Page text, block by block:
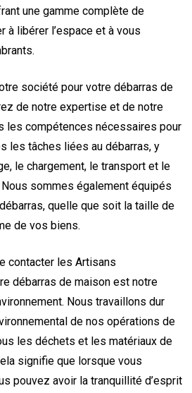
une gamme complète de
à libérer l’espace et à vous
société pour votre débarras de
de notre expertise et de notre
les compétences nécessaires pour
les tâches liées au débarras, y
le chargement, le transport et le
sommes également équipés
quelle que soit la taille de
de vos biens.
contacter les Artisans
débarras de maison est notre
Nous travaillons dur
de nos opérations de
les déchets et les matériaux de
signifie que lorsque vous
pouvez avoir la tranquillité d’esprit